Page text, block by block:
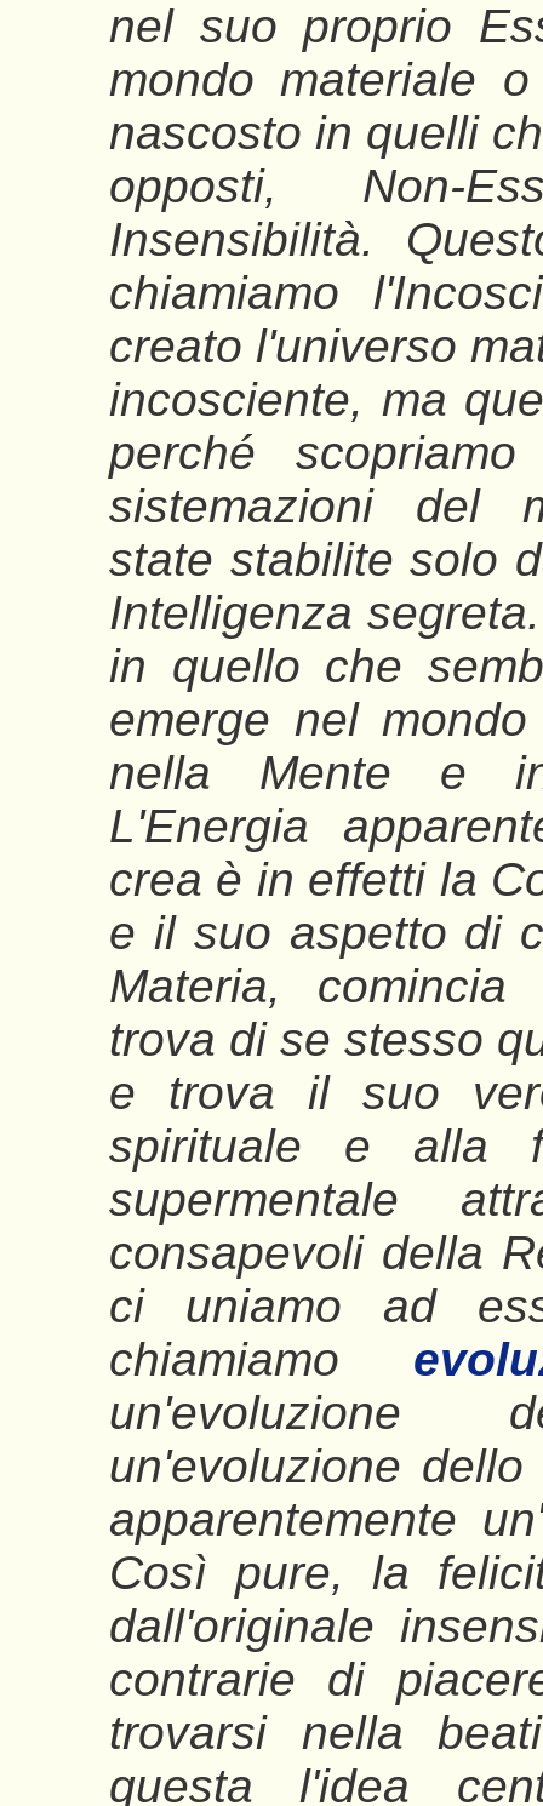
nel suo proprio
mondo materiale
nascosto in quelli
opposti, Non-
Insensibilità.
chiamiamo
creato l'universo
incosciente, ma
perché
sistemazioni del
state stabilite solo
Intelligenza
in quello che
emerge nel
nella Mente e
L'Energia
crea è in effetti la
e il suo aspetto di
Materia,
trova di se stesso
e trova il suo
spirituale e alla
supermentale
consapevoli della
ci uniamo ad
chiamiamo
un'evoluzione
apparentemente
Così pure, la
dall'originale
contrarie di
trovarsi nella
questa l'idea